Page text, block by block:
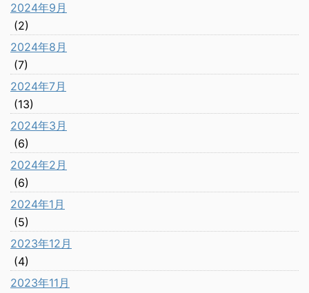
2024年9月
(2)
2024年8月
(7)
2024年7月
(13)
2024年3月
(6)
2024年2月
(6)
2024年1月
(5)
2023年12月
(4)
2023年11月